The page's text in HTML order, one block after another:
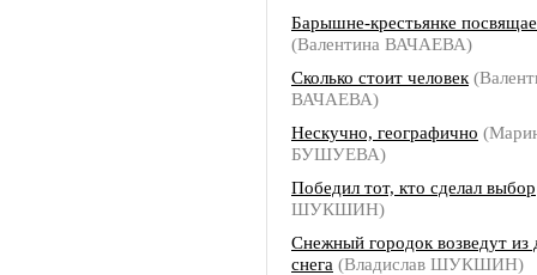
Барышне-крестьянке
(Валентина ВАЧАЕВА)
Сколько стоит человек
ВАЧАЕВА)
Нескучно, географично
БУШУЕВА)
Победил тот, кто сделал выбор
ШУКШИН)
Снежный городок возведут из
снега (Владислав ШУКШИН)